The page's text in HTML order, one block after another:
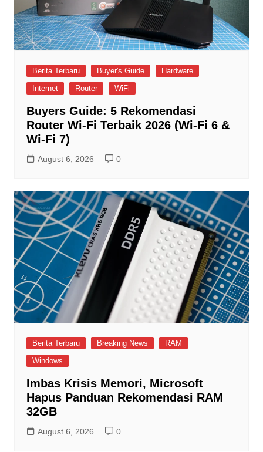
Berita Terbaru Buyer's Guide
Hardware
Internet
Router WiFi
Buyers Guide: 5 Rekomendasi
Router Wi-Fi Terbaik 2026 (Wi-Fi 6 &
Wi-Fi 7)
August 6, 2026 0
Berita Terbaru Breaking News
RAM
Windows
Imbas Krisis Memori, Microsoft
Hapus Panduan Rekomendasi RAM
32GB
August 6, 2026 0